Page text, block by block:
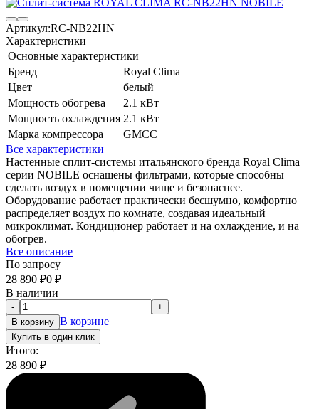
Артикул:RC-NB22HN
Характеристики
Основные характеристики
Бренд
Royal Clima
Цвет
белый
Мощность обогрева
2.1 кВт
Мощность охлаждения 2.1 кВт
Марка компрессора
GMCC
Все характеристики
Настенные сплит-системы итальянского бренда Royal Clima
серии NOBILE оснащены фильтрами, которые способны
сделать воздух в помещении чище и безопаснее.
Оборудование работает практически бесшумно, комфортно
распределяет воздух по комнате, создавая идеальный
микроклимат. Кондиционер работает и на охлаждение, и на
обогрев.
Все описание
По запросу
28 890 ₽0 ₽
В наличии
-
+
В корзину В корзине
Купить в один клик
Итого:
28 890 ₽